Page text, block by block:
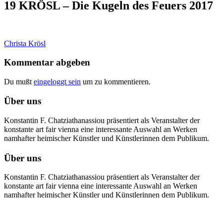
19 KRÖSL – Die Kugeln des Feuers 2017
Christa Krösl
Kommentar abgeben
Du mußt eingeloggt sein um zu kommentieren.
Über uns
Konstantin F. Chatziathanassiou präsentiert als Veranstalter der
konstante art fair vienna eine interessante Auswahl an Werken
namhafter heimischer Künstler und Künstlerinnen dem Publikum.
Über uns
Konstantin F. Chatziathanassiou präsentiert als Veranstalter der
konstante art fair vienna eine interessante Auswahl an Werken
namhafter heimischer Künstler und Künstlerinnen dem Publikum.